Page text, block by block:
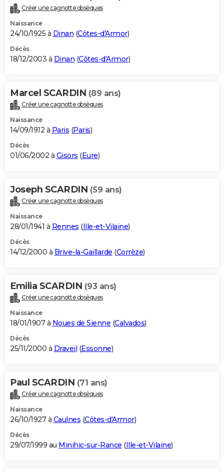
Créer une cagnotte obsèques
Naissance
24/10/1925 à Dinan (Côtes-d'Armor)
Décès
18/12/2003 à Dinan (Côtes-d'Armor)
Marcel SCARDIN (89 ans)
Créer une cagnotte obsèques
Naissance
14/09/1912 à Paris (Paris)
Décès
01/06/2002 à Gisors (Eure)
Joseph SCARDIN (59 ans)
Créer une cagnotte obsèques
Naissance
28/01/1941 à Rennes (Ille-et-Vilaine)
Décès
14/12/2000 à Brive-la-Gaillarde (Corrèze)
Emilia SCARDIN (93 ans)
Créer une cagnotte obsèques
Naissance
18/01/1907 à Noues de Sienne (Calvados)
Décès
25/11/2000 à Draveil (Essonne)
Paul SCARDIN (71 ans)
Créer une cagnotte obsèques
Naissance
26/10/1927 à Caulnes (Côtes-d'Armor)
Décès
29/07/1999 au Minihic-sur-Rance (Ille-et-Vilaine)